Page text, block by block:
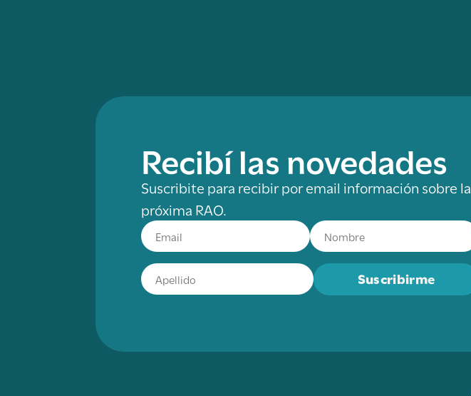
Recibí las novedades
Suscribite para recibir por email información sobre la
próxima RAO.
Suscribirme